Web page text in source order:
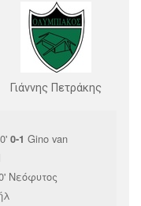
Γιάννης Πετράκης
0-1 Gino van
Νεόφυτος